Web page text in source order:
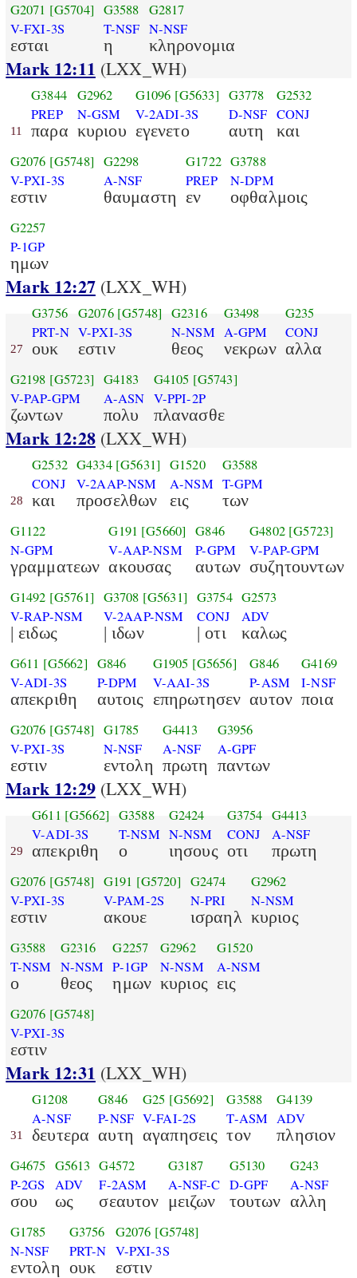
G2071 [G5704]
V-FXI-3S
εσται
G3588
T-NSF
η
G2817
N-NSF
κληρονομια
Mark 12:11 (LXX_WH)
11
G3844
PREP
παρα
G2962
N-GSM
κυριου
G1096 [G5633]
V-2ADI-3S
εγενετο
G3778
D-NSF
αυτη
G2532
CONJ
και
G2076 [G5748]
V-PXI-3S
εστιν
G2298
A-NSF
θαυμαστη
G1722
PREP
εν
G3788
N-DPM
οφθαλμοις
G2257
P-1GP
ημων
Mark 12:27(LXX_WH)
27
G3756
PRT-N
ουκ
G2076 [G5748]
V-PXI-3S
εστιν
G2316
N-NSM
θεος
G3498
A-GPM
νεκρων
G235
CONJ
αλλα
G2198 [G5723]
V-PAP-GPM
ζωντων
G4183
A-ASN
πολυ
G4105 [G5743]
V-PPI-2P
πλανασθε
Mark 12:28(LXX_WH)
28
G2532
CONJ
και
G4334 [G5631]
V-2AAP-NSM
προσελθων
G1520
A-NSM
εις
G3588
T-GPM
των
G1122
N-GPM
γραμματεων
G191 [G5660]
V-AAP-NSM
ακουσας
G846
P-GPM
αυτων
G4802 [G5723]
V-PAP-GPM
συζητουντων
G1492 [G5761]
V-RAP-NSM
| ειδως
G3708 [G5631]
V-2AAP-NSM
| ιδων
G3754
CONJ
| οτι
G2573
ADV
καλως
G611 [G5662]
V-ADI-3S
απεκριθη
G846
P-DPM
αυτοις
G1905 [G5656]
V-AAI-3S
επηρωτησεν
G846
P-ASM
αυτον
G4169
I-NSF
ποια
G2076 [G5748]
V-PXI-3S
εστιν
G1785
N-NSF
εντολη
G4413
A-NSF
πρωτη
G3956
A-GPF
παντων
Mark 12:29(LXX_WH)
29
G611 [G5662]
V-ADI-3S
απεκριθη
G3588
T-NSM
ο
G2424
N-NSM
ιησους
G3754
CONJ
οτι
G4413
A-NSF
πρωτη
G2076 [G5748]
V-PXI-3S
εστιν
G191 [G5720]
V-PAM-2S
ακουε
G2474
N-PRI
ισραηλ
G2962
N-NSM
κυριος
G3588
T-NSM
ο
G2316
N-NSM
θεος
G2257
P-1GP
ημων
G2962
N-NSM
κυριος
G1520
A-NSM
εις
G2076 [G5748]
V-PXI-3S
εστιν
Mark 12:31 (LXX_WH)
31
G1208
A-NSF
δευτερα
G846
P-NSF
αυτη
G25 [G5692]
V-FAI-2S
αγαπησεις
G3588
T-ASM
τον
G4139
ADV
πλησιον
G4675
P-2GS
σου
G5613
ADV
ως
G4572
F-2ASM
σεαυτον
G3187
A-NSF-C
μειζων
G5130
D-GPF
τουτων
G243
A-NSF
αλλη
G1785
N-NSF
εντολη
G3756
PRT-N
ουκ
G2076 [G5748]
V-PXI-3S
εστιν